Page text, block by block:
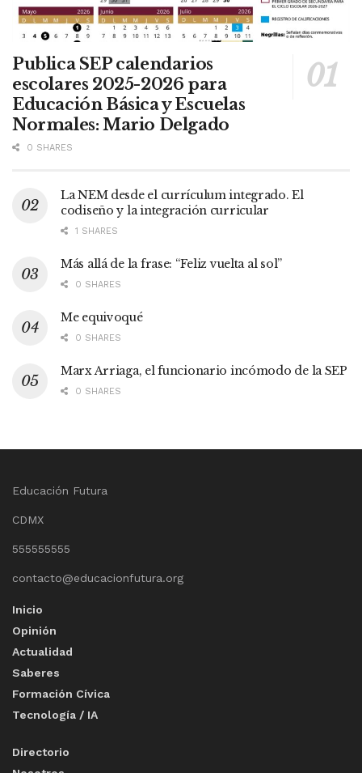
Publica SEP calendarios
escolares 2025-2026 para
Educación Básica y Escuelas
Normales: Mario Delgado
0 SHARES
La NEM desde el currículum integrado. El
codiseño y la integración curricular
1 SHARES
Más allá de la frase: “Feliz vuelta al sol”
0 SHARES
Me equivoqué
0 SHARES
Marx Arriaga, el funcionario incómodo de la SEP
0 SHARES
Educación Futura
CDMX
555555555
contacto@educacionfutura.org
Inicio
Opinión
Actualidad
Saberes
Formación Cívica
Tecnología / IA
Directorio